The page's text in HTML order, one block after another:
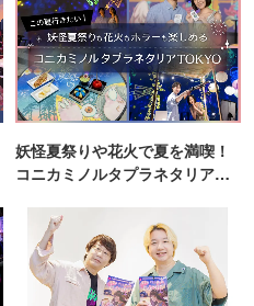
妖怪夏祭りや花火で夏を満喫！
コニカミノルタプラネタリア